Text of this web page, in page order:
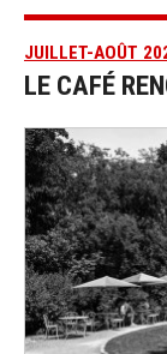
JUILLET-AOÛT
LE CAFÉ